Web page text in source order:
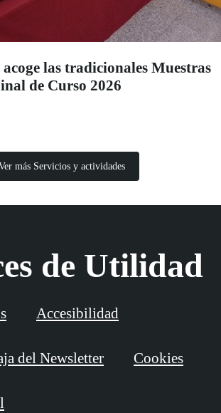
las tradicionales Muestras
de Curso 2026
más Servicios y actividades
de Utilidad
Accesibilidad
del Newsletter Cookies